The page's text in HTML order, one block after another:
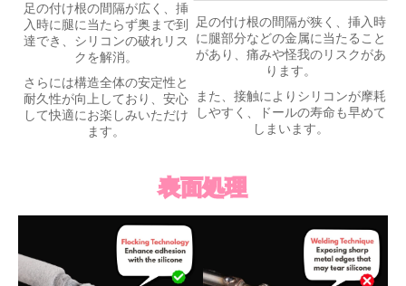
足の付け根の間隔が広く、挿
入時に腿に当たらず奥まで到
達でき、シリコンの破れリス
クを解消。
さらには構造全体の安定性と
耐久性が向上しており、安心
して快適にお楽しみいただけ
ます。
足の付け根の間隔が狭く、挿入時
に腿部分などの金属に当たること
があり、痛みや怪我のリスクがあ
ります。
また、接触によりシリコンが摩耗
しやすく、ドールの寿命も早めて
しまいます。
表面処理